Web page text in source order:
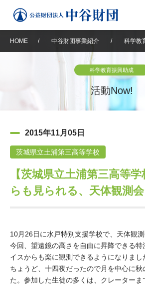
中谷財団について
設立趣意書
沿革 40年史
中谷財
役員・評議員 公開情
年報一覧 中谷財
中谷財団事業紹介
神戸賞 長期大
大学院生奨学金
国際
ム
科学教育振興助成・
中谷財団動画紹
その他情報
アクセス よくあ
サイトマップ 中谷財
日本語 English マ
HOME / 中谷財団事業紹介 / 科学教
科学教育振興助成
活動Now!
2015年11月05日
茨城県立土浦第三高等学校
【茨城県立土浦第三高等
らも見られる、天体観測
10月26日に水戸特別支援学校で、天体観測
今回、望遠鏡の高さを自由に昇降できる
イスからも楽に観測できるようになりまし
ちょうど、十四夜だったので月を中心に秋
た。参加した生徒の多くは、クレーター